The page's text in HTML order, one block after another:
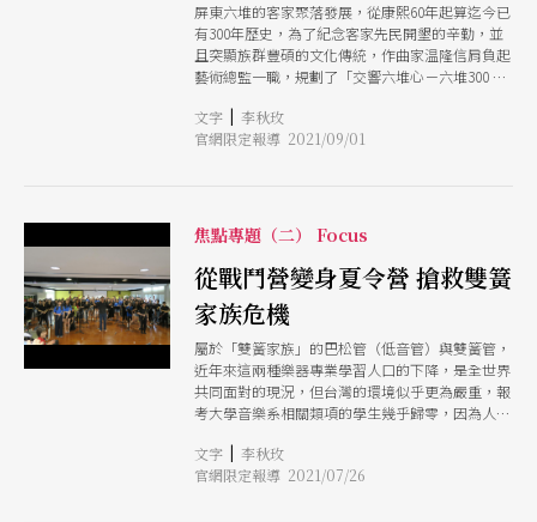
屏東六堆的客家聚落發展，從康熙60年起算迄今已
有300年歷史，為了紀念客家先民開墾的辛勤，並
且突顯族群豐碩的文化傳統，作曲家温隆信肩負起
藝術總監一職，規劃了「交響六堆心－六堆300 紀
等呼應台灣多元的社會，並且搭配講座、旅遊等活
動以實際感受在地風情。
文字 | 李秋玫
官網限定報導 2021/09/01
焦點專題（二） Focus
從戰鬥營變身夏令營 搶救雙簧
家族危機
屬於「雙簧家族」的巴松管（低音管）與雙簧管，
近年來這兩種樂器專業學習人口的下降，是全世界
共同面對的現況，但台灣的環境似乎更為嚴重，報
考大學音樂系相關類項的學生幾乎歸零，因為人數
正常授課。致力推廣低音管的演奏家徐家駒面對此
艱困現實，兩年前毅然將舉辦多年的巴松管夏令營
文字 | 李秋玫
官網限定報導 2021/07/26